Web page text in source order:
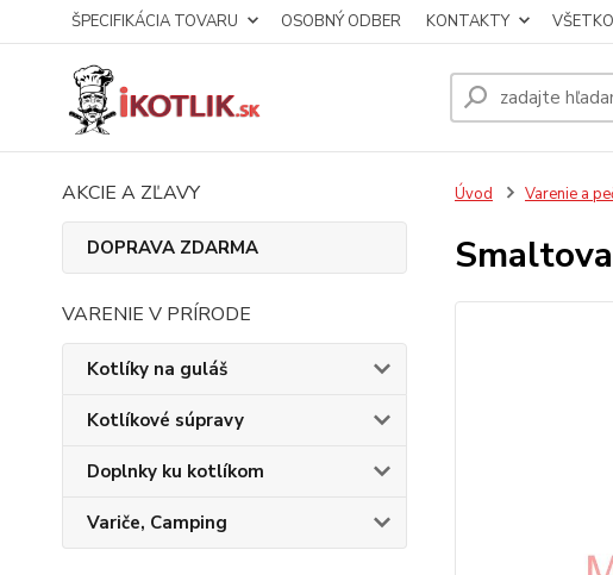
ŠPECIFIKÁCIA TOVARU OSOBNÝ ODBER KONTAKTY
AKCIE A ZĽAVY
DOPRAVA ZDARMA
VARENIE V PRÍRODE
Kotlíky na guláš
Kotlíkové súpravy
Doplnky ku kotlíkom
Variče, Camping
Úvod Varenie a